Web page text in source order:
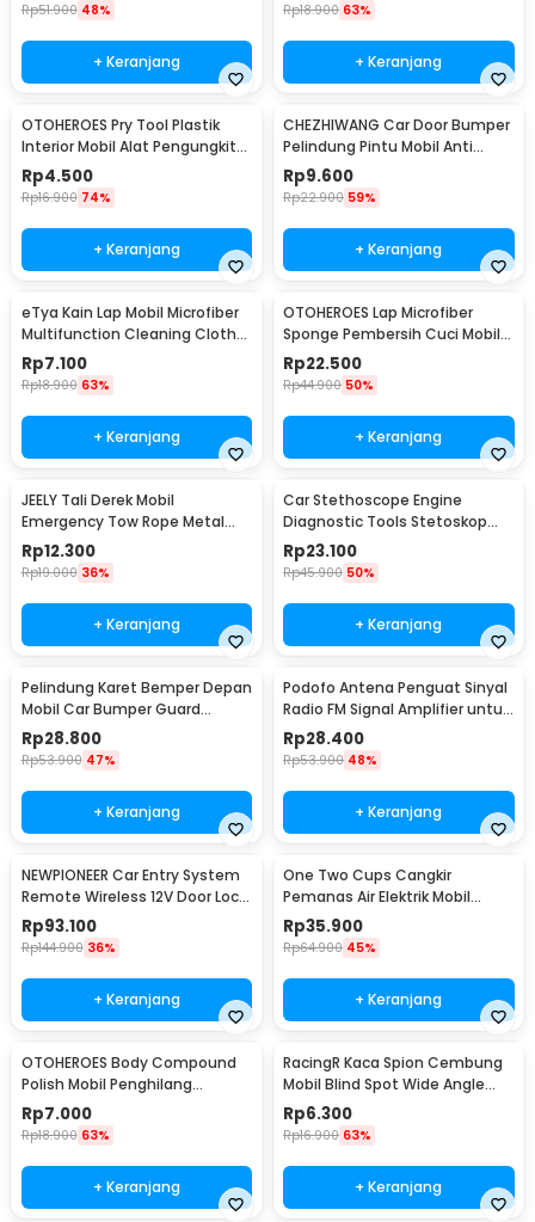
Rp51.900 48%
+ Keranjang
Rp18.900 63%
+ Keranjang
OTOHEROES Pry Tool Plastik
Interior Mobil Alat Pengungkit
Set 4 PCS - AA16
Rp4.500
Rp16.900 74%
+ Keranjang
CHEZHIWANG Car Door Bumper
Pelindung Pintu Mobil Anti
Gores 8 PCS - HT-001
Rp9.600
Rp22.900 59%
+ Keranjang
eTya Kain Lap Mobil Microfiber
Multifunction Cleaning Cloth
30x39cm - H-10
Rp7.100
Rp18.900 63%
+ Keranjang
OTOHEROES Lap Microfiber
Sponge Pembersih Cuci Mobil
Motor - TP266
Rp22.500
Rp44.900 50%
+ Keranjang
JEELY Tali Derek Mobil
Emergency Tow Rope Metal
Buckle U-Type 2.7M - JL30
Rp12.300
Rp19.000 36%
+ Keranjang
Car Stethoscope Engine
Diagnostic Tools Stetoskop
Mesin Mobil - W80582
Rp23.100
Rp45.900 50%
+ Keranjang
Pelindung Karet Bemper Depan
Mobil Car Bumper Guard
57mm 2.5M
Rp28.800
Rp53.900 47%
+ Keranjang
Podofo Antena Penguat Sinyal
Radio FM Signal Amplifier untuk
Mobil - ANT-208
Rp28.400
Rp53.900 48%
+ Keranjang
NEWPIONEER Car Entry System
Remote Wireless 12V Door Lock
Mobil - CK18
Rp93.100
Rp144.900 36%
+ Keranjang
One Two Cups Cangkir
Pemanas Air Elektrik Mobil
Travel Mug 450ml - NJ88
Rp35.900
Rp64.900 45%
+ Keranjang
OTOHEROES Body Compound
Polish Mobil Penghilang
Goresan 15g with Spons - YYC-
508
Rp7.000
Rp18.900 63%
+ Keranjang
RacingR Kaca Spion Cembung
Mobil Blind Spot Wide Angle
50mm 2 Pcs - J0027
Rp6.300
Rp16.900 63%
+ Keranjang